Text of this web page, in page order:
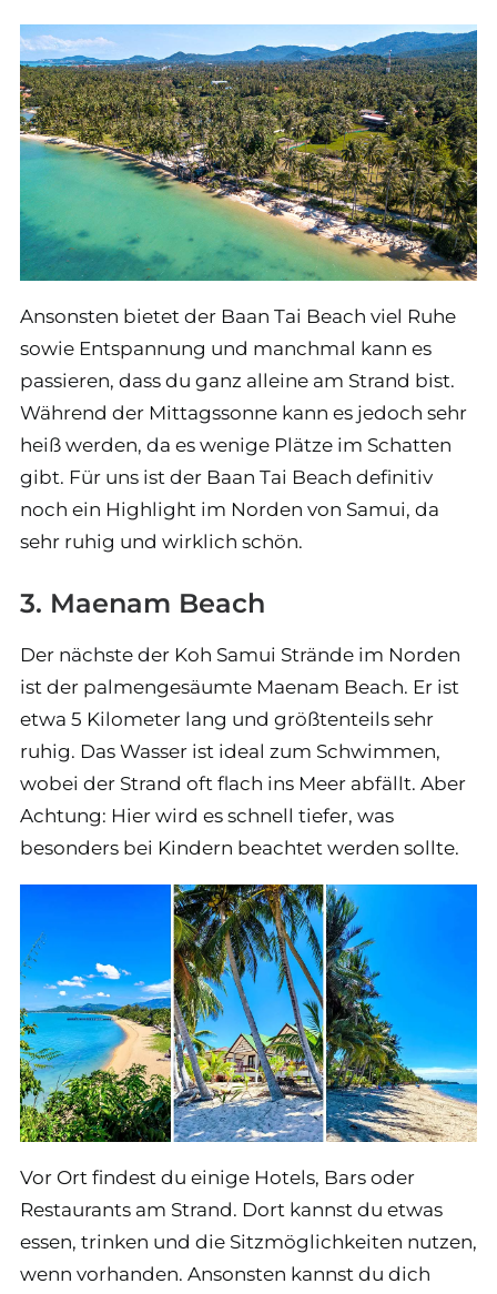
Ansonsten bietet der Baan Tai Beach viel Ruhe
sowie Entspannung und manchmal kann es
passieren, dass du ganz alleine am Strand bist.
Während der Mittagssonne kann es jedoch sehr
heiß werden, da es wenige Plätze im Schatten
gibt. Für uns ist der Baan Tai Beach definitiv
noch ein Highlight im Norden von Samui, da
sehr ruhig und wirklich schön.
3. Maenam Beach
Der nächste der Koh Samui Strände im Norden
ist der palmengesäumte Maenam Beach. Er ist
etwa 5 Kilometer lang und größtenteils sehr
ruhig. Das Wasser ist ideal zum Schwimmen,
wobei der Strand oft flach ins Meer abfällt. Aber
Achtung: Hier wird es schnell tiefer, was
besonders bei Kindern beachtet werden sollte.
Vor Ort findest du einige Hotels, Bars oder
Restaurants am Strand. Dort kannst du etwas
essen, trinken und die Sitzmöglichkeiten nutzen,
wenn vorhanden. Ansonsten kannst du dich